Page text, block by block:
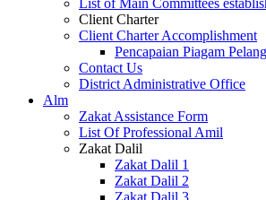
Client Charter
Client Charter Accomplishment
Pencapaian Piagam
Contact Us
District Administrative Office
Alm
Zakat Assistance Form
List Of Professional Amil
Zakat Dalil
Zakat Dalil 1
Zakat Dalil 2
Zakat Dalil 3